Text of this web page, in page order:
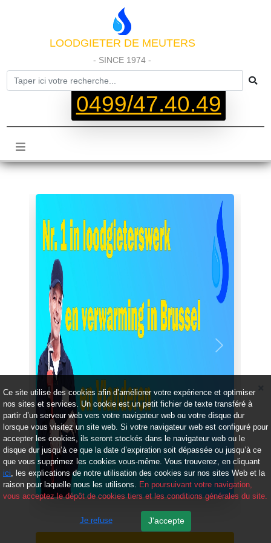
LOODGIETER DE MEUTERS
- SINCE 1974 -
0499/47.40.49
Précédent Suivant
Ce site utilise des cookies afin d’améliorer votre expérience et optimiser
nos sites et services. Un cookie est un petit fichier de texte transféré à
partir d’un serveur web vers votre navigateur web ou votre disque dur
lorsque vous visitez un site web. Si votre navigateur web est configuré pour
accepter les cookies, ils seront stockés dans le navigateur web ou le
disque dur jusqu’à ce que la date d’expiration soit dépassée ou jusqu’à ce
que vous supprimez les cookies vous-même. Vous trouverez, en cliquant
ici, les explications de notre utilisation des cookies sur nos sites Web et la
raison pour laquelle nous les utilisons. En poursuivant votre navigation,
vous acceptez le dépôt de cookies tiers et les conditions générales du site.
Je refuse J'accepte